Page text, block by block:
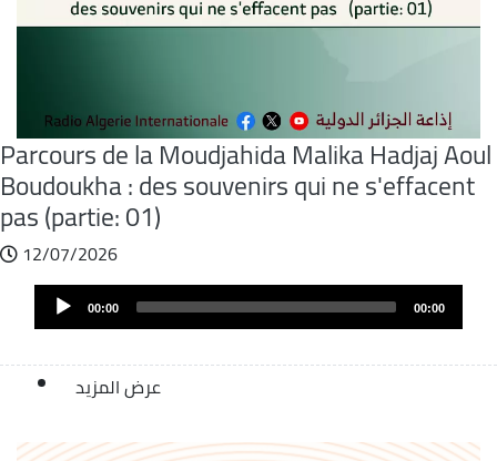
Parcours de la Moudjahida Malika Hadjaj Aoul
Boudoukha : des souvenirs qui ne s'effacent
pas (partie: 01)
12/07/2026
AudioAudio
Player 00:00 00:00
عرض المزيد